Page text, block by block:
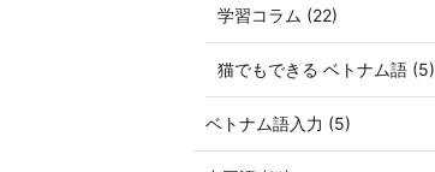
学習コラム (22)
猫でもできる ベトナム語 (5)
ベトナム語入力 (5)